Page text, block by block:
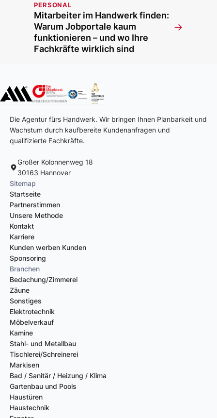
PERSONAL
Mitarbeiter im Handwerk finden:
Warum Jobportale kaum
funktionieren – und wo Ihre
Fachkräfte wirklich sind
→
Die Agentur fürs Handwerk. Wir bringen Ihnen Planbarkeit und
Wachstum durch kaufbereite Kundenanfragen und
qualifizierte Fachkräfte.
Großer Kolonnenweg 18
30163 Hannover
Sitemap
Startseite
Partnerstimmen
Unsere Methode
Kontakt
Karriere
Kunden werben Kunden
Sponsoring
Branchen
Bedachung/Zimmerei
Zäune
Sonstiges
Elektrotechnik
Möbelverkauf
Kamine
Stahl- und Metallbau
Tischlerei/Schreinerei
Markisen
Bad / Sanitär / Heizung / Klima
Gartenbau und Pools
Haustüren
Haustechnik